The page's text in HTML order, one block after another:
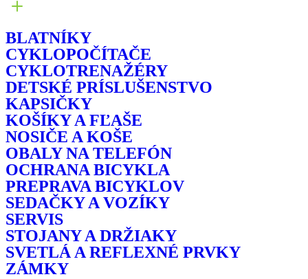
BLATNÍKY
CYKLOPOČÍTAČE
CYKLOTRENAŽÉRY
DETSKÉ PRÍSLUŠENSTVO
KAPSIČKY
KOŠÍKY A FĽAŠE
NOSIČE A KOŠE
OBALY NA TELEFÓN
OCHRANA BICYKLA
PREPRAVA BICYKLOV
SEDAČKY A VOZÍKY
SERVIS
STOJANY A DRŽIAKY
SVETLÁ A REFLEXNÉ PRVKY
ZÁMKY